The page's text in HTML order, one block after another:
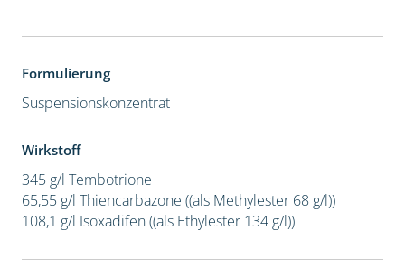
Formulierung
Suspensionskonzentrat
Wirkstoff
345 g/l Tembotrione
65,55 g/l Thiencarbazone ((als Methylester 68 g/l))
108,1 g/l Isoxadifen ((als Ethylester 134 g/l))